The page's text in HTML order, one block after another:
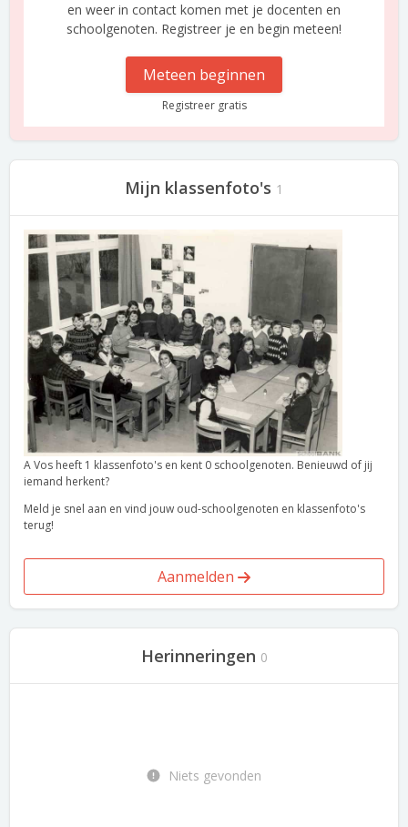
en weer in contact komen met je docenten en
schoolgenoten. Registreer je en begin meteen!
Meteen beginnen
Registreer gratis
Mijn klassenfoto's 1
A Vos heeft 1 klassenfoto's en kent 0 schoolgenoten. Benieuwd of jij
iemand herkent?
Meld je snel aan en vind jouw oud-schoolgenoten en klassenfoto's
terug!
Aanmelden
Herinneringen 0
Niets gevonden